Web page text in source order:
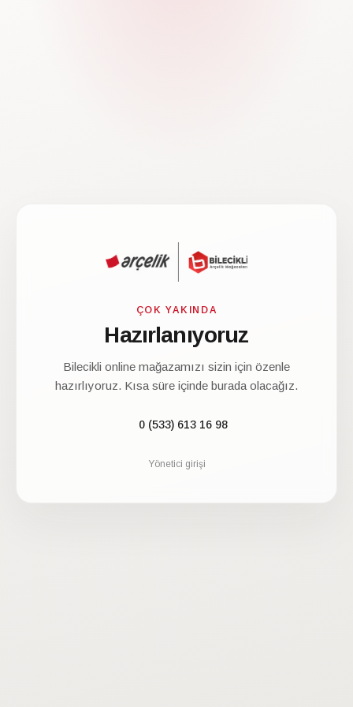
ÇOK YAKINDA
Hazırlanıyoruz
Bilecikli online mağazamızı sizin için özenle
hazırlıyoruz. Kısa süre içinde burada olacağız.
0 (533) 613 16 98
Yönetici girişi